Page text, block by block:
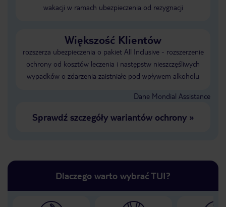
wakacji w ramach ubezpieczenia od rezygnacji
Większość Klientów
rozszerza ubezpieczenia o pakiet All Inclusive - rozszerzenie
ochrony od kosztów leczenia i następstw nieszczęśliwych
wypadków o zdarzenia zaistniałe pod wpływem alkoholu
Dane Mondial Assistance
Sprawdź szczegóły wariantów ochrony»
Dlaczego warto wybrać TUI?